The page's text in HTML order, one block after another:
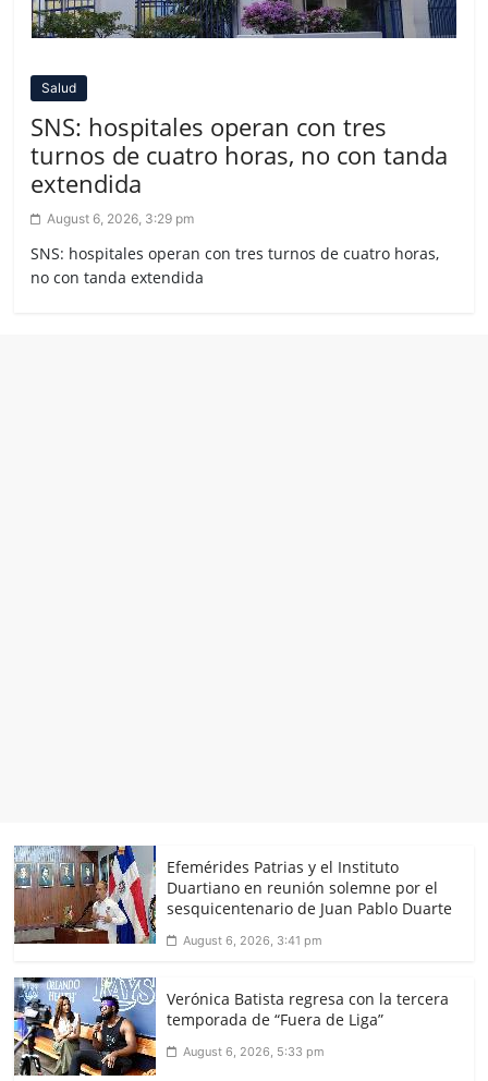
Salud
SNS: hospitales operan con tres
turnos de cuatro horas, no con tanda
extendida
August 6, 2026, 3:29 pm
SNS: hospitales operan con tres turnos de cuatro horas,
no con tanda extendida
Efemérides Patrias y el Instituto
Duartiano en reunión solemne por el
sesquicentenario de Juan Pablo Duarte
August 6, 2026, 3:41 pm
Verónica Batista regresa con la tercera
temporada de “Fuera de Liga”
August 6, 2026, 5:33 pm